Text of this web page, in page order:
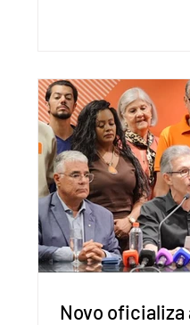
base na Seção 301
1974. Segundo nota
Ministério das
Brasil considera
injustificadas e
obrigações
Unid
Novo oficializa